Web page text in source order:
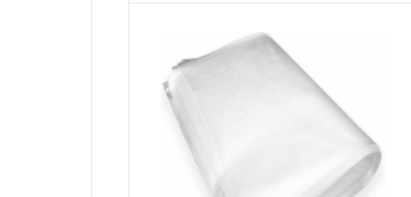
Отправим
11.08.2026
В наличии в пункте
самовывоза
Нет